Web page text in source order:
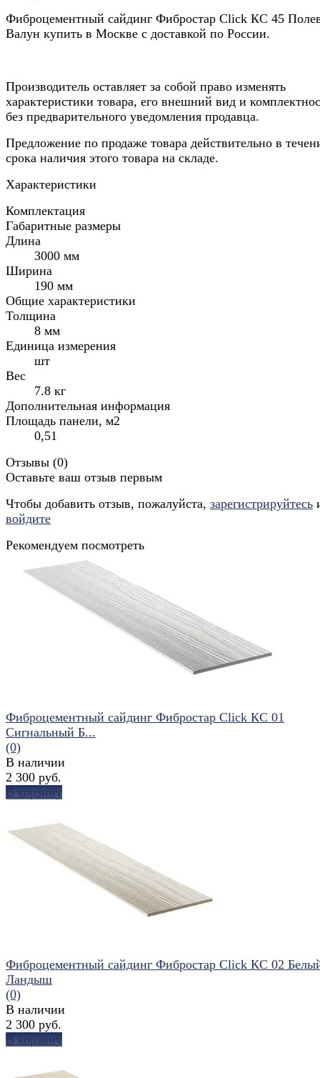
Фиброцементный сайдинг Фибростар Click КС 45
Валун купить в Москве с доставкой по России.
Производитель оставляет за собой право изменять
характеристики товара, его внешний вид и
без предварительного уведомления продавца.
Предложение по продаже товара действительно в
срока наличия этого товара на складе.
Характеристики
Комплектация
Габаритные размеры
Длина
3000 мм
Ширина
190 мм
Общие характеристики
Толщина
8 мм
Единица измерения
шт
Вес
7.8 кг
Дополнительная информация
Площадь панели, м2
0,51
Отзывы (0)
Оставьте ваш отзыв первым
Чтобы добавить отзыв, пожалуйста, зарегистрируйтесь
войдите
Рекомендуем посмотреть
избранное сравнить
Фиброцементный сайдинг Фибростар Click КС 01
Сигнальный Б...
(0)
В наличии
2 300 руб.
В корзину
Фиброцементный сайдинг Фибростар Click КС 02
Ландыш
(0)
В наличии
2 300 руб.
В корзину